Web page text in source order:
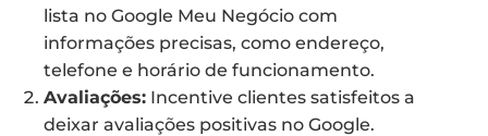
lista no Google Meu Negócio com
informações precisas, como endereço,
telefone e horário de funcionamento.
Avaliações: Incentive clientes satisfeitos a
deixar avaliações positivas no Google.